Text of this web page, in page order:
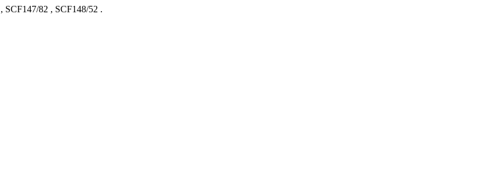
, SCF147/82 , SCF148/52 .